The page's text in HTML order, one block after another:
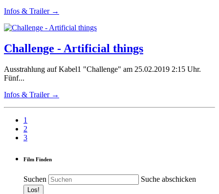
Infos & Trailer →
Challenge - Artificial things
Ausstrahlung auf Kabel1 "Challenge" am 25.02.2019 2:15 Uhr.
Fünf...
Infos & Trailer →
1
2
3
Film Finden
Suchen Suche abschicken